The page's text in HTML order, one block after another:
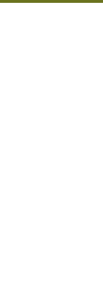
Przejdź